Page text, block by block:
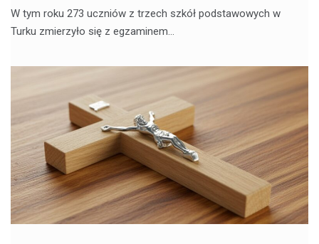
W tym roku 273 uczniów z trzech szkół podstawowych w
Turku zmierzyło się z egzaminem…